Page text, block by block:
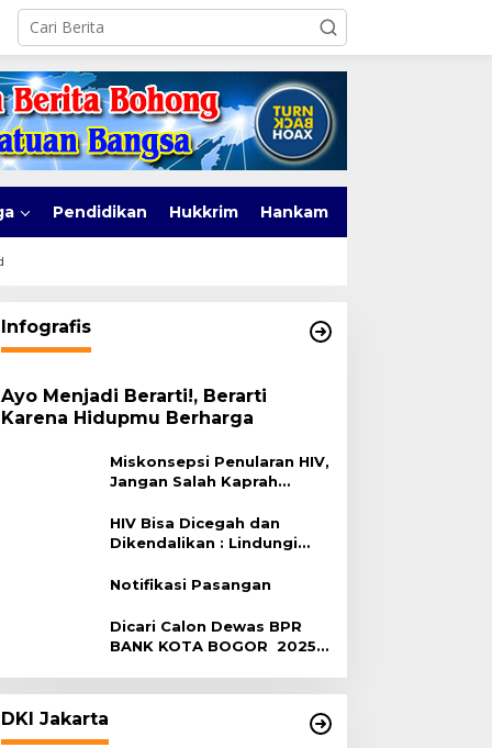
Pendidikan Hukkrim Hankam
Infografis
Ayo Menjadi Berarti!, Berarti
Karena Hidupmu Berharga
Miskonsepsi Penularan HIV,
Jangan Salah Kaprah
HIV Bisa Dicegah dan
Dikendalikan : Lindungi
Notifikasi Pasangan
Dicari Calon Dewas BPR
BANK KOTA BOGOR 2025-
DKI Jakarta